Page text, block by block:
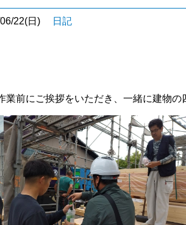
22(日) 日記
業前にご挨拶をいただき、一緒に建物